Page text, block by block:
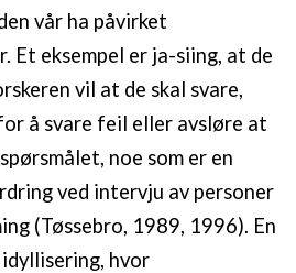
vår ha påvirket
Et eksempel er ja-siing, at de
vil at de skal svare,
å svare feil eller avsløre at
noe som er en
ved intervju av personer
(Tøssebro, 1989, 1996). En
hvor